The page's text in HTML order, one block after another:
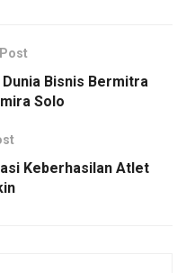
Bisnis Bermitra
Solo
Keberhasilan Atlet